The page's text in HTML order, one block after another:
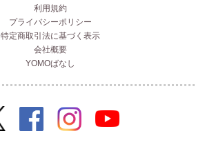
利用規約
プライバシーポリシー
特定商取引法に基づく表示
会社概要
YOMOばなし